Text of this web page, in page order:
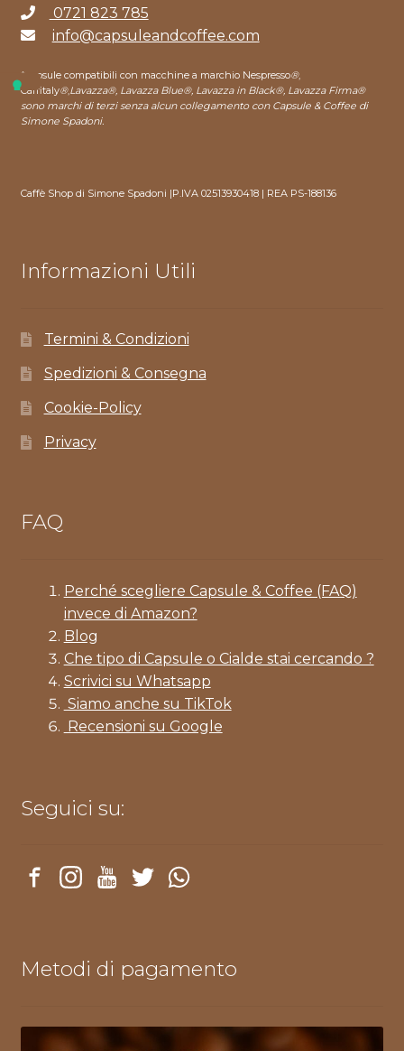
0721 823 785
info@capsuleandcoffee.com
*capsule compatibili con macchine a marchio Nespresso®,
Caffitaly®,Lavazza®, Lavazza Blue®, Lavazza in Black®, Lavazza Firma®
sono marchi di terzi senza alcun collegamento con Capsule & Coffee di
Simone Spadoni.
Caffè Shop di Simone Spadoni |P.IVA 02513930418 | REA PS-188136
Informazioni Utili
Termini & Condizioni
Spedizioni & Consegna
Cookie-Policy
Privacy
FAQ
Perché scegliere Capsule & Coffee (FAQ)
invece di Amazon?
Blog
Che tipo di Capsule o Cialde stai cercando ?
Scrivici su Whatsapp
Siamo anche su TikTok
Recensioni su Google
Seguici su:
Metodi di pagamento